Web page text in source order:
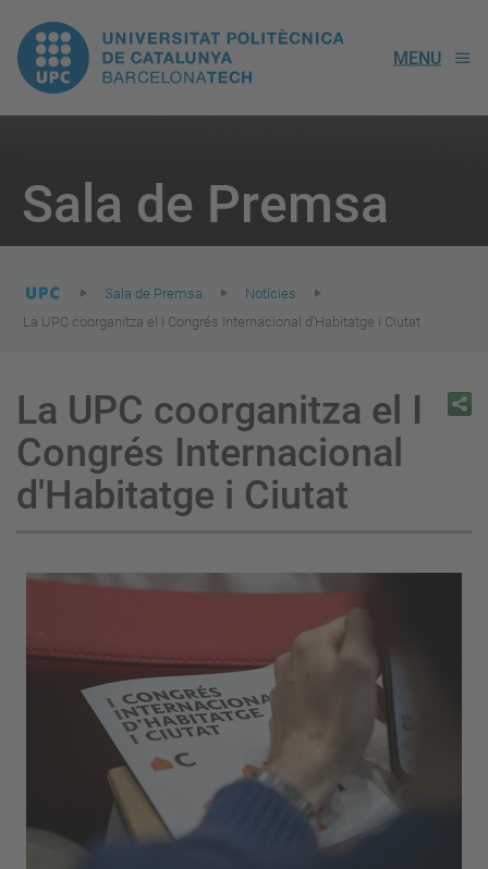
UPC.
Universitat
de
Catalunya
MENU
Sala de Premsa
here:
Sala de Premsa
Notícies
La UPC coorganitza el I Congrés Internacional d'Habitatge i Ciutat
La UPC coorganitza el I
Congrés Internacional
d'Habitatge i Ciutat